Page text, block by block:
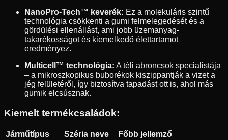
NanoPro-Tech™ keverék: Ez a molekuláris szintű
technológia csökkenti a gumi felmelegedését és a
gördülési ellenállást, ami jobb üzemanyag-
takarékosságot és kiemelkedő élettartamot
eredményez.
Multicell™ technológia: A téli abroncsok specialistája
– a mikroszkopikus buborékok kiszippantják a vizet a
jég felületéről, így biztosítva tapadást ott is, ahol más
gumik elcsúsznak.
Kiemelt termékcsaládok:
Járműtípus Széria neve Főbb jellemző